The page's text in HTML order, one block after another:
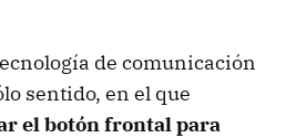
de comunicación
sentido, en el que
el botón frontal para